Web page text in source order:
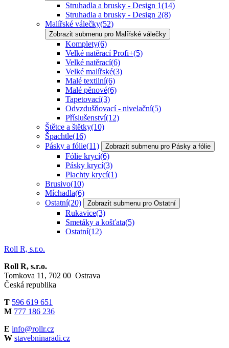
Struhadla a brusky - Design 1(14)
Struhadla a brusky - Design 2(8)
Malířské válečky(52)
Zobrazit submenu pro Malířské válečky
Komplety(6)
Velké natěrací Profi+(5)
Velké natěrací(6)
Velké malířské(3)
Malé textilní(6)
Malé pěnové(6)
Tapetovací(3)
Odvzdušňovací - nivelační(5)
Příslušenství(12)
Štětce a štětky(10)
Špachtle(16)
Pásky a fólie(11) Zobrazit submenu pro Pásky a fólie
Fólie krycí(6)
Pásky krycí(3)
Plachty krycí(1)
Brusivo(10)
Míchadla(6)
Ostatní(20) Zobrazit submenu pro Ostatní
Rukavice(3)
Smetáky a košťata(5)
Ostatní(12)
Roll R, s.r.o.
Roll R, s.r.o.
Tomkova 11, 702 00 Ostrava
Česká republika
T 596 619 651
M 777 186 236
E info@rollr.cz
W stavebninaradi.cz